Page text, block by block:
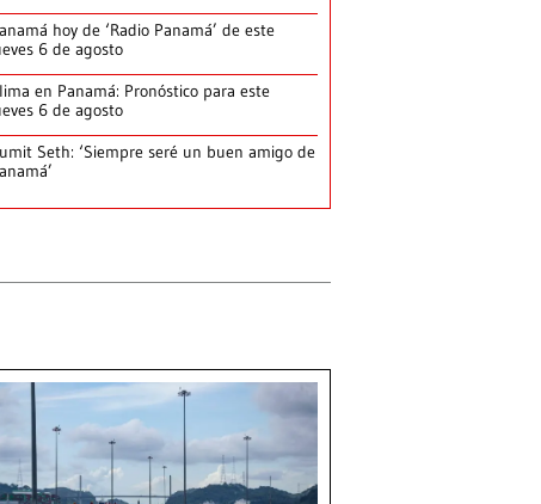
hoy de ‘Radio Panamá’ de este
6 de agosto
en Panamá: Pronóstico para este
6 de agosto
Seth: ‘Siempre seré un buen amigo de